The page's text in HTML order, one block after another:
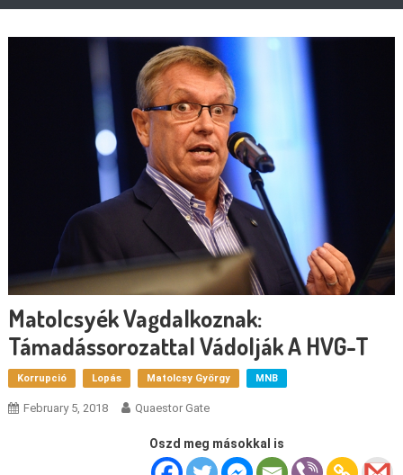
Matolcsyék Vagdalkoznak:
Támadássorozattal Vádolják A HVG-T
Korrupció Lopás Matolcsy György MNB
February 5, 2018 Quaestor Gate
Oszd meg másokkal is